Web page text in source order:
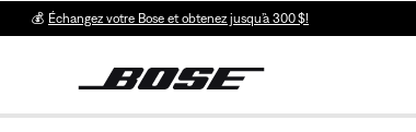
💰 Échangez votre Bose et obtenez jusqu’à 300 $!